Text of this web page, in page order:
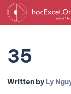
35
Written by Ly